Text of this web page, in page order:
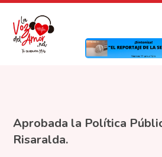
Aprobada la Política
Risaralda.